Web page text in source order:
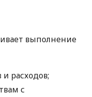
выполнение
расходов;
с